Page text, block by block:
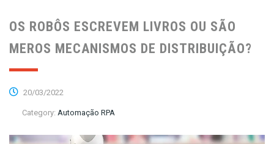
OS ROBÔS ESCREVEM LIVROS OU SÃO
MEROS MECANISMOS DE DISTRIBUIÇÃO?
20/03/2022
Category: Automação RPA